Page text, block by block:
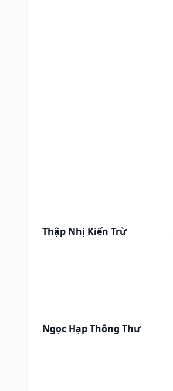
Thập Nhị Kiến Trừ
Ngọc Hạp Thông Thư